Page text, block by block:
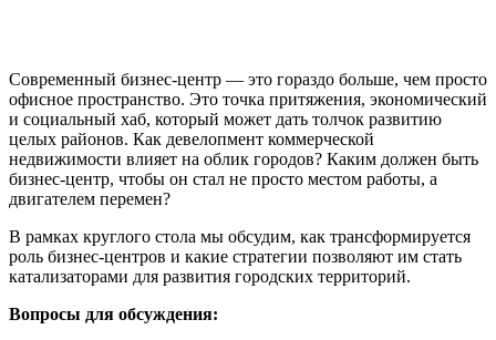
Современный бизнес-центр — это гораздо больше, чем просто
офисное пространство. Это точка притяжения, экономический
и социальный хаб, который может дать толчок развитию
целых районов. Как девелопмент коммерческой
недвижимости влияет на облик городов? Каким должен быть
бизнес-центр, чтобы он стал не просто местом работы, а
двигателем перемен?
В рамках круглого стола мы обсудим, как трансформируется
роль бизнес-центров и какие стратегии позволяют им стать
катализаторами для развития городских территорий.
Вопросы для обсуждения: